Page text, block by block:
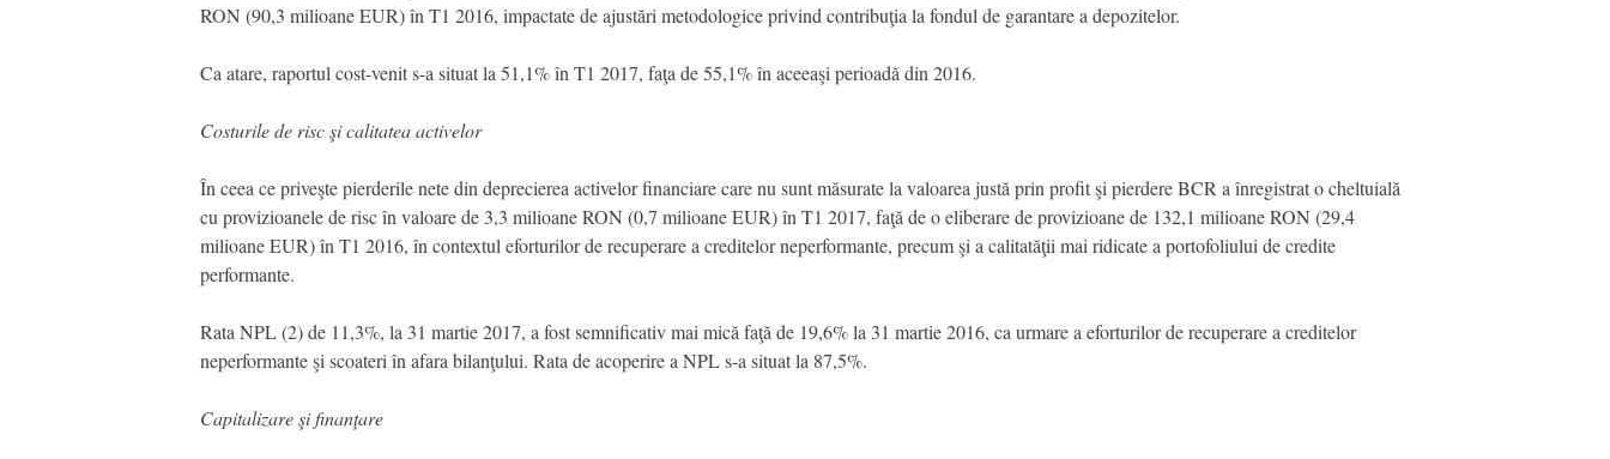
RON (90,3 milioane EUR) în T1 2016, impactate de ajustări metodologice privind contribuţia la fondul de garantare a depozitelor.
Ca atare, raportul cost-venit s-a situat la 51,1% în T1 2017, faţa de 55,1% în aceeaşi perioadă din 2016.
Costurile de risc şi calitatea activelor
În ceea ce priveşte pierderile nete din deprecierea activelor financiare care nu sunt măsurate la valoarea justă prin profit şi pierdere BCR a înregistrat o cheltuială
cu provizioanele de risc în valoare de 3,3 milioane RON (0,7 milioane EUR) în T1 2017, faţă de o eliberare de provizioane de 132,1 milioane RON (29,4
milioane EUR) în T1 2016, în contextul eforturilor de recuperare a creditelor neperformante, precum şi a calitatăţii mai ridicate a portofoliului de credite
performante.
Rata NPL (2) de 11,3%, la 31 martie 2017, a fost semnificativ mai mică faţă de 19,6% la 31 martie 2016, ca urmare a eforturilor de recuperare a creditelor
neperformante şi scoateri în afara bilanţului. Rata de acoperire a NPL s-a situat la 87,5%.
Capitalizare şi finanţare